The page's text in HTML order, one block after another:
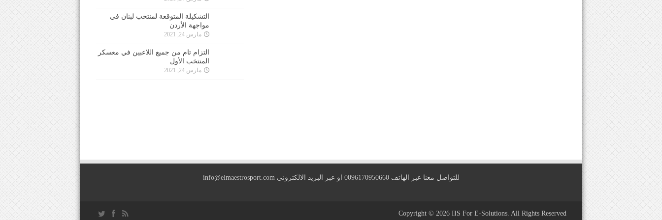
التشكيلة المتوقعة لمنتخب لبنان في
مواجهة الأردن
مارس 24, 2021
التزام تام من جميع اللاعبين في معسكر
المنتخب الأول
مارس 24, 2021
للتواصل معنا عبر الهاتف 0096170950660 او عبر البريد الالكتروني info@elmaestrosport.com
Copyright © 2026 IIS For E-Solutions. All Rights Reserved